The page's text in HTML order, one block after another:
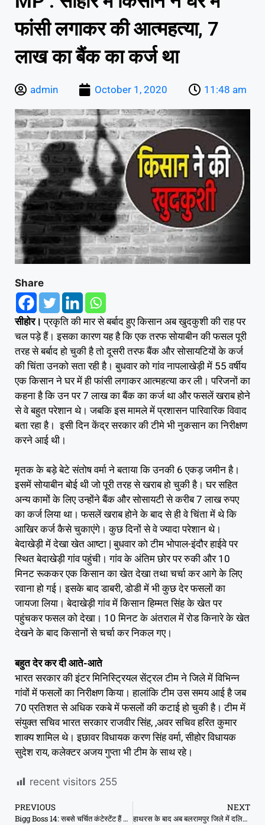
फांसी लगाकर की आत्महत्या, 7
लाख का बैंक का कर्ज था
admin October 1, 2020 11:48 am
Share
सीहोर। प्रकृति की मार से बर्बाद हुए किसान अब खुदकुशी की राह पर
चल पड़े हैं। इसका कारण यह है कि एक तरफ सोयाबीन की फसल पूरी
तरह से बर्बाद हो चुकी है तो दूसरी तरफ बैंक और सोसायटियों के कर्ज
की चिंता उनको सता रही है। बुधवार को गांव नापलाखेड़ी में 55 वर्षीय
एक किसान ने घर में ही फांसी लगाकर आत्महत्या कर ली। परिजनों का
कहना है कि उन पर 7 लाख का बैंक का कर्ज था और फसलें खराब होने
से वे बहुत परेशान थे। जबकि इस मामले में प्रशासन पारिवारिक विवाद
बता रहा है। इसी दिन केंद्र सरकार की टीमे भी नुकसान का निरीक्षण
करने आई थी।
मृतक के बड़े बेटे संतोष वर्मा ने बताया कि उनकी 6 एकड़ जमीन है।
इसमें सोयाबीन बोई थी जो पूरी तरह से खराब हो चुकी है। घर सहित
अन्य कामों के लिए उन्होंने बैंक और सोसायटी से करीब 7 लाख रुपए
का कर्ज लिया था। फसलें खराब होने के बाद से ही वे चिंता में थे कि
आखिर कर्ज कैसे चुकाएंगे। कुछ दिनों से वे ज्यादा परेशान थे।
बेदाखेड़ी में देखा खेत आष्टा | बुधवार को टीम भोपाल-इंदौर हाईवे पर
स्थित बेदाखेड़ी गांव पहुंची। गांव के अंतिम छोर पर रुकी और 10
मिनट रूककर एक किसान का खेत देखा तथा चर्चा कर आगे के लिए
रवाना हो गई। इसके बाद डाबरी, डोडी में भी कुछ देर फसलों का
जायजा लिया। बेदाखेड़ी गांव में किसान हिम्मत सिंह के खेत पर
पहुंचकर फसल को देखा। 10 मिनट के अंतराल में रोड किनारे के खेत
देखने के बाद किसानों से चर्चा कर निकल गए।
बहुत देर कर दी आते-आते
भारत सरकार की इंटर मिनिस्ट्रियल सेंट्रल टीम ने जिले में विभिन्न
गांवों में फसलों का निरीक्षण किया। हालांकि टीम उस समय आई है जब
70 प्रतिशत से अधिक रकबे में फसलों की कटाई हो चुकी है। टीम में
संयुक्त सचिव भारत सरकार राजवीर सिंह, ,अवर सचिव हरित कुमार
शाक्य शामिल थे। इछावर विधायक करण सिंह वर्मा, सीहोर विधायक
सुदेश राय, कलेक्टर अजय गुप्ता भी टीम के साथ रहे।
recent visitors 255
PREVIOUS
Bigg Boss 14: सबसे चर्चित कंटेस्टेंट हैं राधे मां, हर हफ्ते लेंगी 25 लाख रुपए
NEXT
हाथरस के बाद अब बलरामपुर जिले में दलित युवती से गैंगरेप, कमर और पैर तोड़ दिए